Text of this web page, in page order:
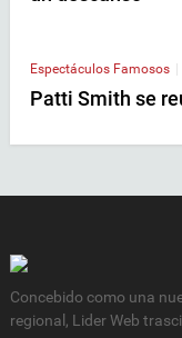
Espectáculos Famosos
Patti Smith se
Concebido como una
regional, Lider Web